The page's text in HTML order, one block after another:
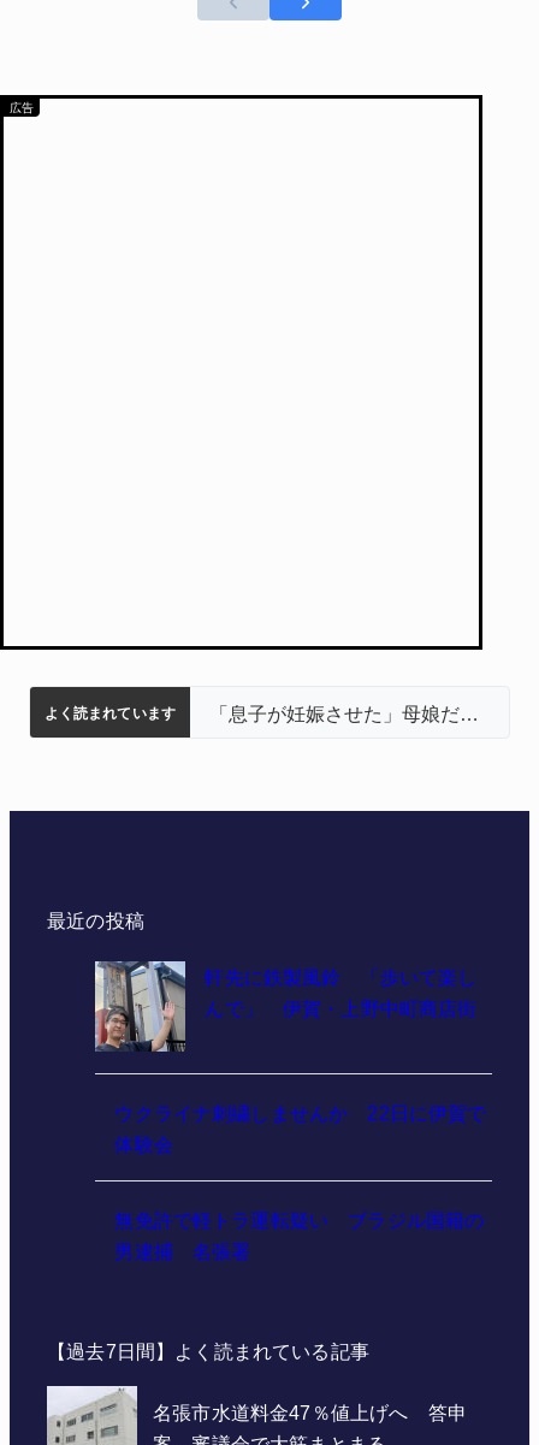
よく読まれています
名張市水道料金47％値上げへ 答申案、審議会で大筋まとまる
中学校の陶壁モニュメント 地元建設会社がボランティアで清掃 伊賀
名張市立病院のDMAT、熊本地震の被災地へ 能登以来3回目の派遣
特産「白鳳梨」の出荷最盛期 直売所にぎわう 伊賀 「息子が妊娠させた」母娘だまされ400万円詐欺被害 名張
最近の投稿
軒先に鉄製風鈴 「歩いて楽し
んで」 伊賀・上野中町商店街
ウクライナ刺繍しませんか 22日に伊賀で
体験会
無免許で軽トラ運転疑い ブラジル国籍の
男逮捕 名張署
【過去7日間】よく読まれている記事